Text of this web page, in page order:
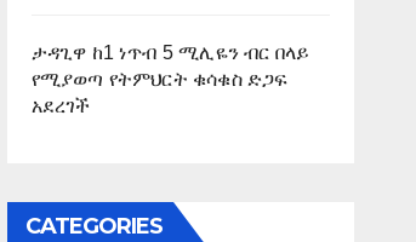
ታዳጊዋ ከ1 ነጥብ 5 ሚሊዬን ብር በላይ
የሚያወጣ የትምህርት ቁሳቁስ ድጋፍ
አደረገች
CATEGORIES